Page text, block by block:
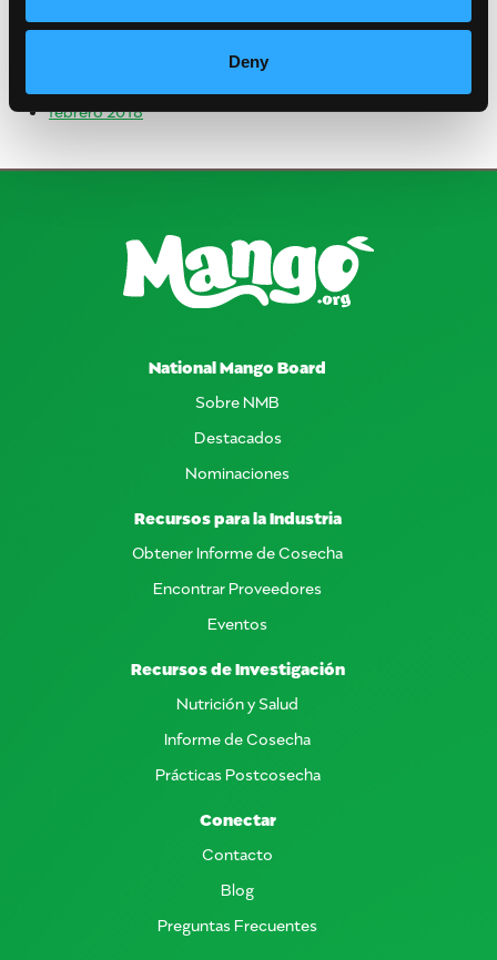
Deny
octubre 2018
febrero 2018
National Mango Board
Sobre NMB
Destacados
Nominaciones
Recursos para la Industria
Obtener Informe de Cosecha
Encontrar Proveedores
Eventos
Recursos de Investigación
Nutrición y Salud
Informe de Cosecha
Prácticas Postcosecha
Conectar
Contacto
Blog
Preguntas Frecuentes